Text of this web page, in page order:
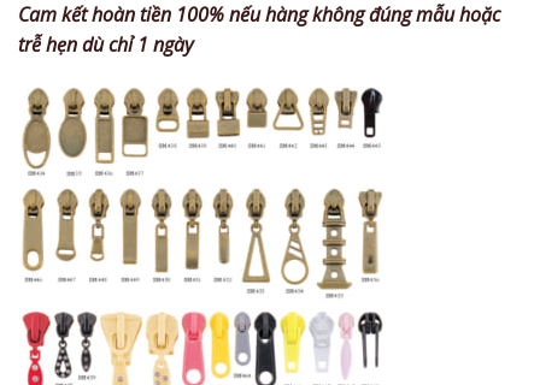
Cam kết hoàn tiền 100% nếu hàng không đúng mẫu hoặc
trễ hẹn dù chỉ 1 ngày